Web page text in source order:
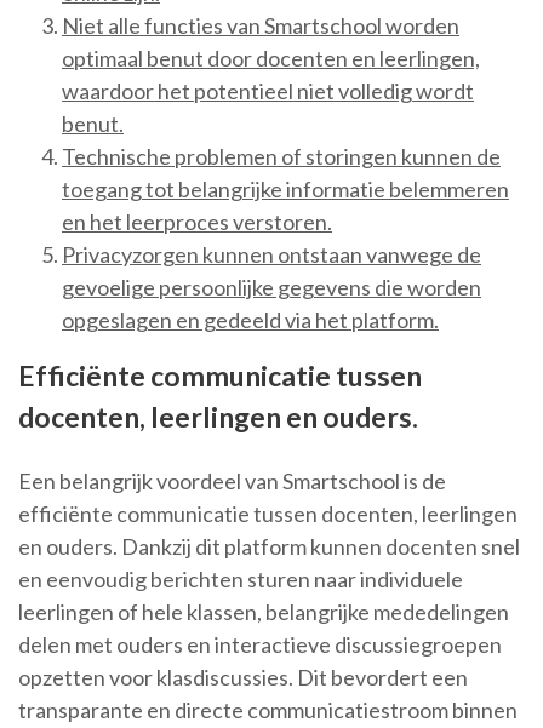
Niet alle functies van Smartschool worden
optimaal benut door docenten en leerlingen,
waardoor het potentieel niet volledig wordt
benut.
Technische problemen of storingen kunnen de
toegang tot belangrijke informatie belemmeren
en het leerproces verstoren.
Privacyzorgen kunnen ontstaan ​​vanwege de
gevoelige persoonlijke gegevens die worden
opgeslagen en gedeeld via het platform.
Efficiënte communicatie tussen
docenten, leerlingen en ouders.
Een belangrijk voordeel van Smartschool is de
efficiënte communicatie tussen docenten, leerlingen
en ouders. Dankzij dit platform kunnen docenten snel
en eenvoudig berichten sturen naar individuele
leerlingen of hele klassen, belangrijke mededelingen
delen met ouders en interactieve discussiegroepen
opzetten voor klasdiscussies. Dit bevordert een
transparante en directe communicatiestroom binnen